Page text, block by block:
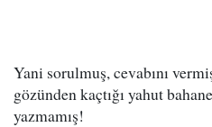
Yani sorulmuş, cevabını
gözünden kaçtığı yahut
yazmamış!